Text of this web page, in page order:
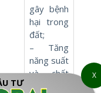
gây bệnh
hại trong
đất;
– Tăng
năng suất
và chất
lượng
TƯ
X